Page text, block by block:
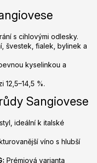
s cihlovými odlesky.
švestek, fialek, bylinek a
kyselinkou a
12,5–14,5 %.
Sangiovese
ideální k italské
víno s hlubší
Prémiová varianta